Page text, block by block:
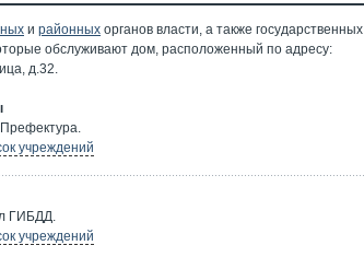
и районных органов власти, а также государственных
обслуживают дом, расположенный по адресу:
д.32.
учреждений
ГИБДД.
учреждений